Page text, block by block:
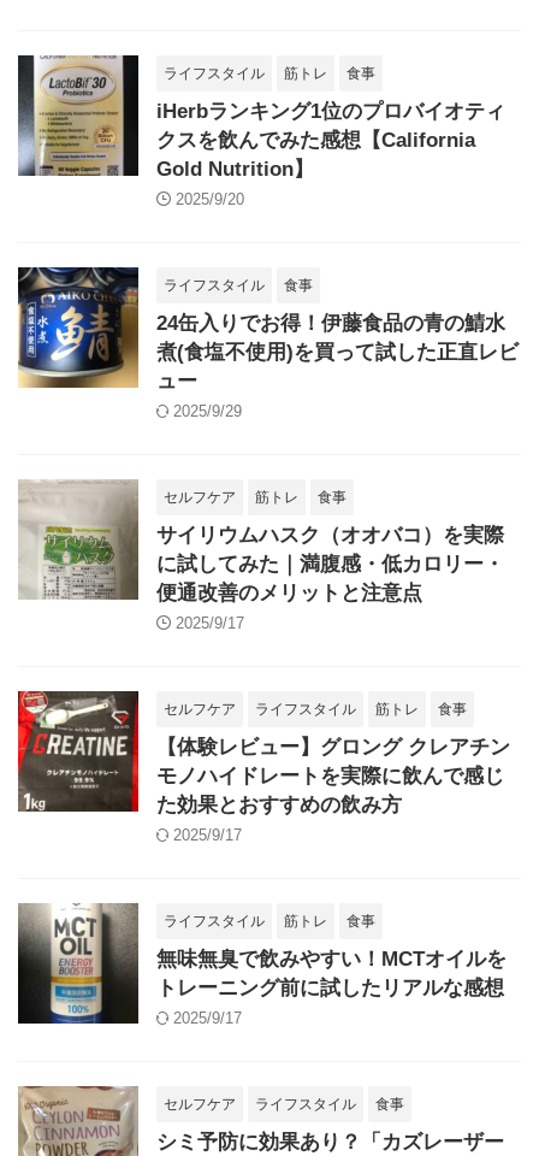
ライフスタイル 筋トレ 食事
iHerbランキング1位のプロバイオティ
クスを飲んでみた感想【California
Gold Nutrition】
2025/9/20
ライフスタイル 食事
24缶入りでお得！伊藤食品の青の鯖水
煮(食塩不使用)を買って試した正直レビ
ュー
2025/9/29
セルフケア 筋トレ 食事
サイリウムハスク（オオバコ）を実際
に試してみた｜満腹感・低カロリー・
便通改善のメリットと注意点
2025/9/17
セルフケア ライフスタイル 筋トレ 食事
【体験レビュー】グロング クレアチン
モノハイドレートを実際に飲んで感じ
た効果とおすすめの飲み方
2025/9/17
ライフスタイル 筋トレ 食事
無味無臭で飲みやすい！MCTオイルを
トレーニング前に試したリアルな感想
2025/9/17
セルフケア ライフスタイル 食事
シミ予防に効果あり？「カズレーザー